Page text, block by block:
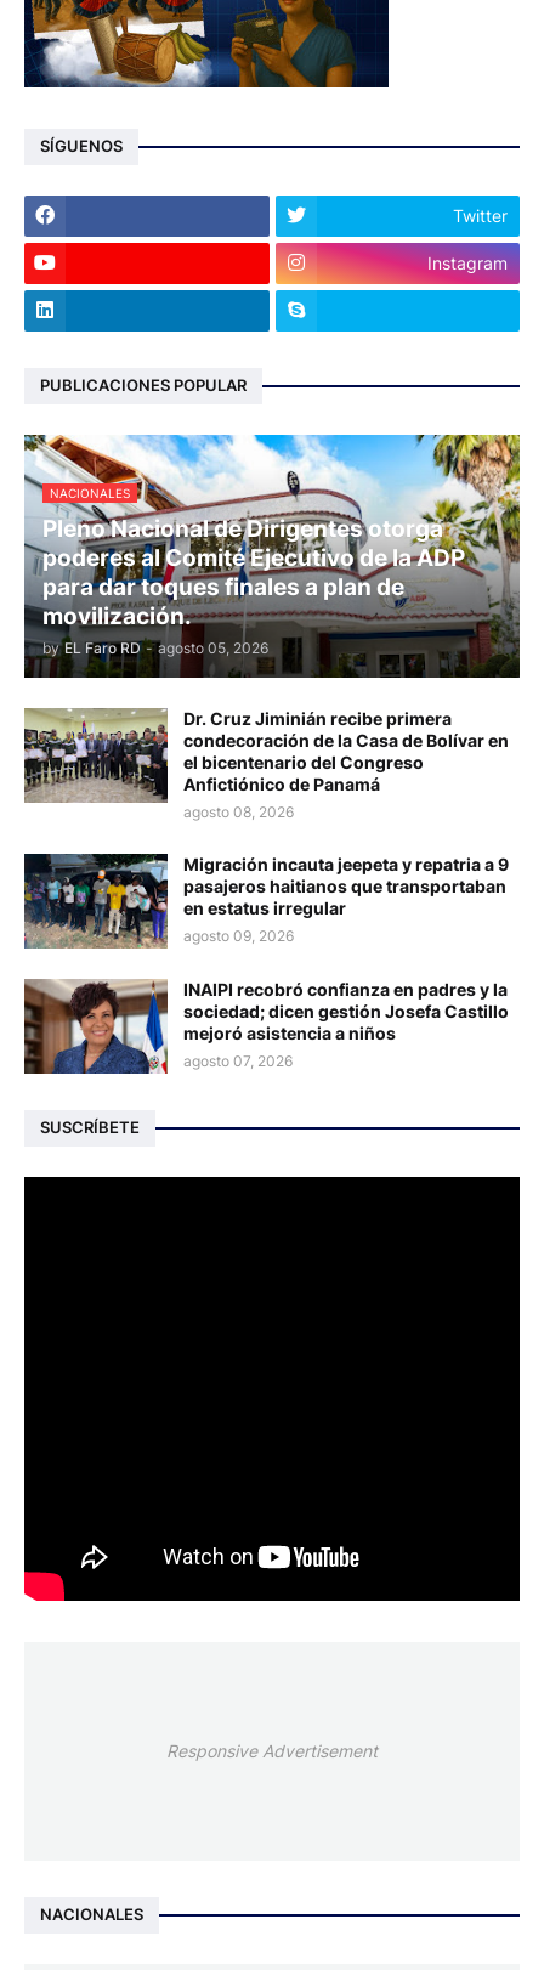
SÍGUENOS
Twitter
Instagram
PUBLICACIONES POPULAR
NACIONALES
Pleno Nacional de Dirigentes otorga
poderes al Comité Ejecutivo de la ADP
para dar toques finales a plan de
movilización.
by EL Faro RD - agosto 05, 2026
Dr. Cruz Jiminián recibe primera
condecoración de la Casa de Bolívar en
el bicentenario del Congreso
Anfictiónico de Panamá
agosto 08, 2026
Migración incauta jeepeta y repatria a 9
pasajeros haitianos que transportaban
en estatus irregular
agosto 09, 2026
INAIPI recobró confianza en padres y la
sociedad; dicen gestión Josefa Castillo
mejoró asistencia a niños
agosto 07, 2026
SUSCRÍBETE
Responsive Advertisement
NACIONALES